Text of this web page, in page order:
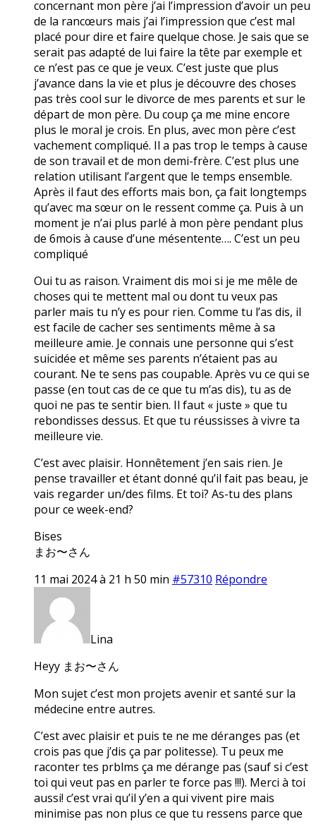
concernant mon père j’ai l’impression d’avoir un peu
de la rancœurs mais j’ai l’impression que c’est mal
placé pour dire et faire quelque chose. Je sais que se
serait pas adapté de lui faire la tête par exemple et
ce n’est pas ce que je veux. C’est juste que plus
j’avance dans la vie et plus je découvre des choses
pas très cool sur le divorce de mes parents et sur le
départ de mon père. Du coup ça me mine encore
plus le moral je crois. En plus, avec mon père c’est
vachement compliqué. Il a pas trop le temps à cause
de son travail et de mon demi-frère. C’est plus une
relation utilisant l’argent que le temps ensemble.
Après il faut des efforts mais bon, ça fait longtemps
qu’avec ma sœur on le ressent comme ça. Puis à un
moment je n’ai plus parlé à mon père pendant plus
de 6mois à cause d’une mésentente…. C’est un peu
compliqué
Oui tu as raison. Vraiment dis moi si je me mêle de
choses qui te mettent mal ou dont tu veux pas
parler mais tu n’y es pour rien. Comme tu l’as dis, il
est facile de cacher ses sentiments même à sa
meilleure amie. Je connais une personne qui s’est
suicidée et même ses parents n’étaient pas au
courant. Ne te sens pas coupable. Après vu ce qui se
passe (en tout cas de ce que tu m’as dis), tu as de
quoi ne pas te sentir bien. Il faut « juste » que tu
rebondisses dessus. Et que tu réussisses à vivre ta
meilleure vie.
C’est avec plaisir. Honnêtement j’en sais rien. Je
pense travailler et étant donné qu’il fait pas beau, je
vais regarder un/des films. Et toi? As-tu des plans
pour ce week-end?
Bises
まお〜さん
11 mai 2024 à 21 h 50 min #57310 Répondre
Lina
Heyy まお〜さん
Mon sujet c’est mon projets avenir et santé sur la
médecine entre autres.
C’est avec plaisir et puis te ne me déranges pas (et
crois pas que j’dis ça par politesse). Tu peux me
raconter tes prblms ça me dérange pas (sauf si c’est
toi qui veut pas en parler te force pas !!!). Merci à toi
aussi! c’est vrai qu’il y’en a qui vivent pire mais
minimise pas non plus ce que tu ressens parce que